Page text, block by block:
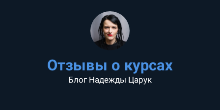
Отзывы о курсах
Блог Надежды Царук